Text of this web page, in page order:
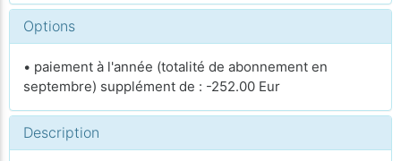
Options
• paiement à l'année (totalité de abonnement en
septembre) supplément de : -252.00 Eur
Description